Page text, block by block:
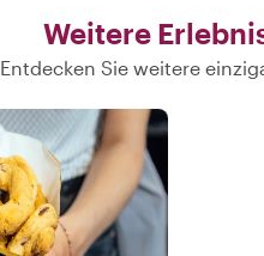
Weitere
Entdecken Sie weitere